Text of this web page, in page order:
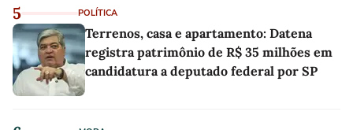
5 POLÍTICA
Terrenos, casa e apartamento: Datena
registra patrimônio de R$ 35 milhões em
candidatura a deputado federal por SP